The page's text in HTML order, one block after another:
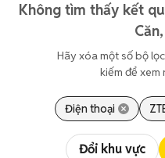
Không tìm thấy kết
Hãy xóa một số bộ
kiếm để xem
Điện thoại
Đổi khu vực